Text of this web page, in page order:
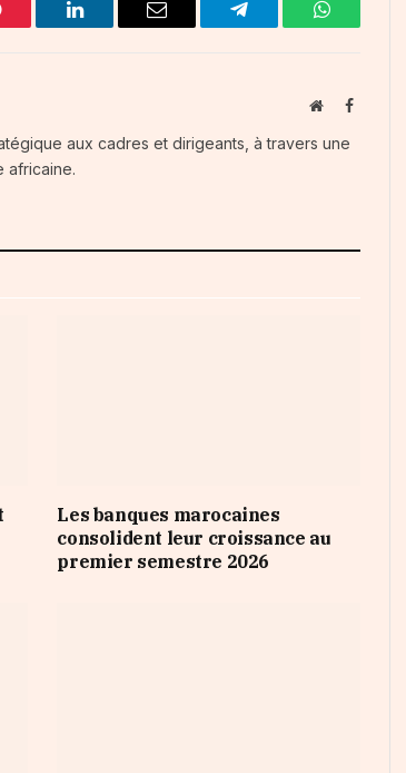
LinkedIn Email Telegram WhatsApp
WebsiteFacebook
aux cadres et dirigeants, à travers une
africaine.
Les banques marocaines
consolident leur croissance au
premier semestre 2026